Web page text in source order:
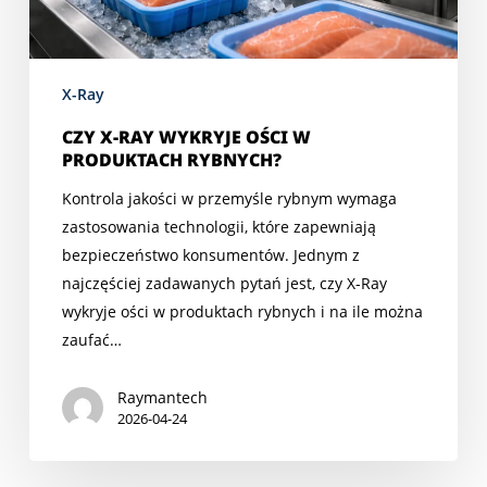
X-Ray
CZY X-RAY WYKRYJE OŚCI W
PRODUKTACH RYBNYCH?
Kontrola jakości w przemyśle rybnym wymaga
zastosowania technologii, które zapewniają
bezpieczeństwo konsumentów. Jednym z
najczęściej zadawanych pytań jest, czy X-Ray
wykryje ości w produktach rybnych i na ile można
zaufać…
Raymantech
2026-04-24